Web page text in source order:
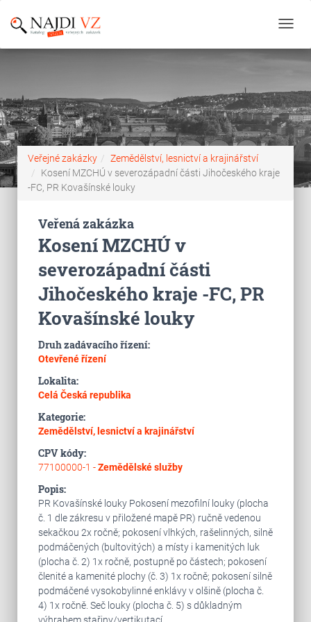
Veřejné zakázky
Zemědělství, lesnictví a krajinářství
Kosení MZCHÚ v severozápadní části Jihočeského kraje
-FC, PR Kovašínské louky
Veřená zakázka
Kosení MZCHÚ v
severozápadní části
Jihočeského kraje -FC, PR
Kovašínské louky
Druh zadávacího řízení:
Otevřené řízení
Lokalita:
Celá Česká republika
Kategorie:
Zemědělství, lesnictví a krajinářství
CPV kódy:
77100000-1 -Zemědělské služby
Popis:
PR Kovašínské louky Pokosení mezofilní louky (plocha
č. 1 dle zákresu v přiložené mapě PR) ručně vedenou
sekačkou 2x ročně; pokosení vlhkých, rašelinných, silně
podmáčených (bultovitých) a místy i kamenitých luk
(plocha č. 2) 1x ročně, postupně po částech; pokosení
členité a kamenité plochy (č. 3) 1x ročně; pokosení silně
podmáčené vysokobylinné enklávy v olšině (plocha č.
4) 1x ročně. Seč louky (plocha č. 5) s důkladným